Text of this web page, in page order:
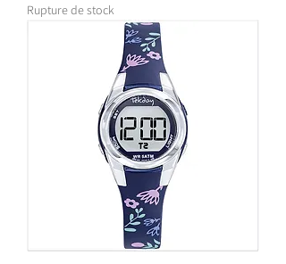
Rupture de stock